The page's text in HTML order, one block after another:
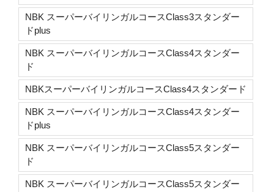
NBK スーパーバイリンガルコースClass3スタンダー
ドplus
NBK スーパーバイリンガルコースClass4スタンダー
ド
NBKスーパーバイリンガルコースClass4スタンダード
NBK スーパーバイリンガルコースClass4スタンダー
ドplus
NBK スーパーバイリンガルコースClass5スタンダー
ド
NBK スーパーバイリンガルコースClass5スタンダー